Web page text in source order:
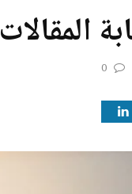
المقالات
0